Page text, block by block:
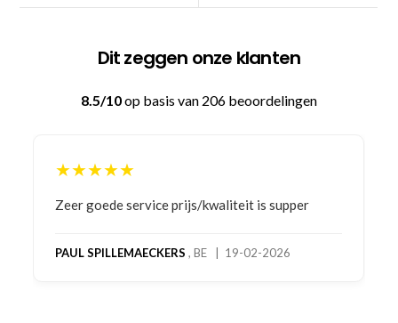
Dit zeggen onze klanten
8.5/10op basis van 206 beoordelingen
★★★★★
Bestelling gedaan vanwege goede prijzen en
bestelling al ontvangen met gifts, waardoor je